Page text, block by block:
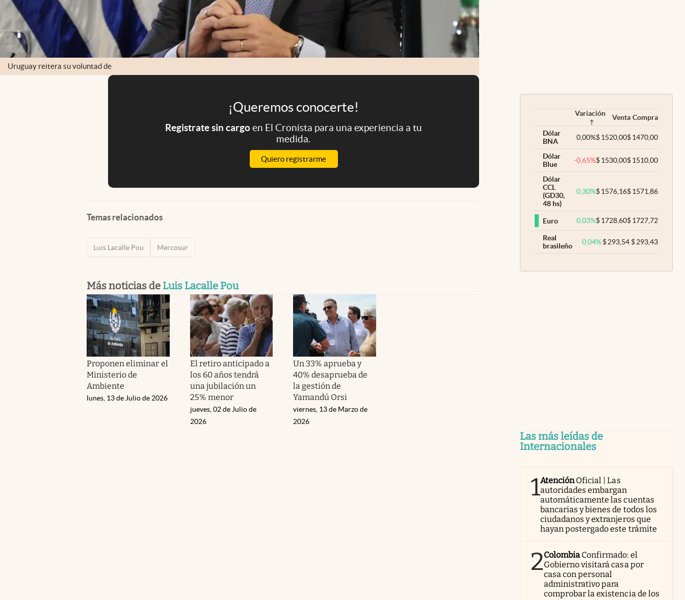
Uruguay reitera su voluntad de
¡Queremos conocerte!
Registrate sin cargoen El Cronista para una experiencia a tu
medida.
Quiero registrarme
Temas relacionados
Luis Lacalle Pou Mercosur
Más noticias de Luis Lacalle Pou
Proponen eliminar el
Ministerio de
Ambiente
lunes, 13 de Julio de 2026
El retiro anticipado a
los 60 años tendrá
una jubilación un
25% menor
jueves, 02 de Julio de
2026
Un 33% aprueba y
40% desaprueba de
la gestión de
Yamandú Orsi
viernes, 13 de Marzo de
2026
Variación Venta Compra
Dólar
BNA
0,00%$1520,00$1470,00
Dólar
Blue
-0,65%$1530,00$1510,00
Dólar
CCL
(GD30,
48 hs)
0,30%$1576,16$1571,86
Euro 0,03%$1728,60$1727,72
Real
brasileño
0,04% $293,54 $293,43
Las más leídas de
Internacionales
1AtenciónOficial | Las
autoridades embargan
automáticamente las cuentas
bancarias y bienes de todos los
ciudadanos y extranjeros que
hayan postergado este trámite
2Colombia Confirmado: el
Gobierno visitará casa por
casa con personal
administrativo para
comprobar la existencia de los